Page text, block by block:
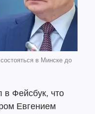
в Минске до
в Фейсбук, что
Евгением